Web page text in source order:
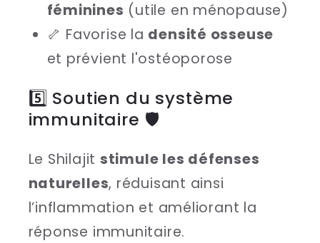
féminines (utile en ménopause)
🦴 Favorise la densité osseuse
et prévient l'ostéoporose
5️⃣ Soutien du système
immunitaire 🛡
Le Shilajit stimule les défenses
naturelles, réduisant ainsi
l’inflammation et améliorant la
réponse immunitaire.